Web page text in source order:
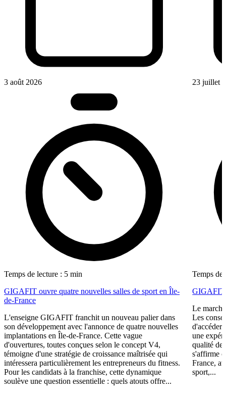
3 août 2026
Temps de lecture : 5 min
GIGAFIT ouvre quatre nouvelles salles de sport en Île-
de-France
L'enseigne GIGAFIT franchit un nouveau palier dans
son développement avec l'annonce de quatre nouvelles
implantations en Île-de-France. Cette vague
d'ouvertures, toutes conçues selon le concept V4,
témoigne d'une stratégie de croissance maîtrisée qui
intéressera particulièrement les entrepreneurs du fitness.
Pour les candidats à la franchise, cette dynamique
soulève une question essentielle : quels atouts offre...
23 juillet
Temps de
GIGAFIT
Le
Les
d'accéder
une
qualité
s'affirme
France,
sport,...